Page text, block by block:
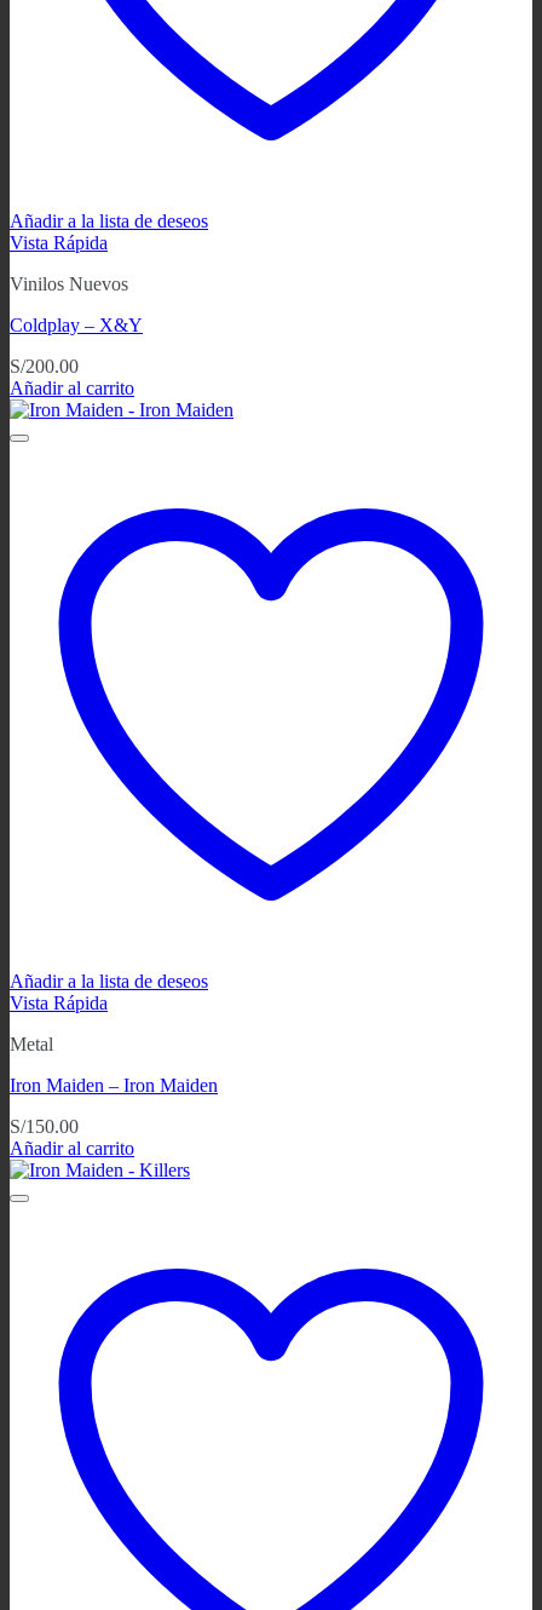
Añadir a la lista de deseos
Vista Rápida
Vinilos Nuevos
Coldplay – X&Y
S/200.00
Añadir al carrito
Añadir a la lista de deseos
Vista Rápida
Metal
Iron Maiden – Iron Maiden
S/150.00
Añadir al carrito